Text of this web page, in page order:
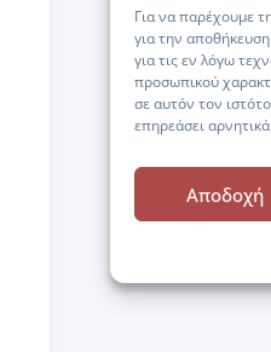
Για να παρέχουμε
για την
για τις εν λόγω
προσωπικού
σε αυτόν τον
επηρεάσει
Αποδοχή